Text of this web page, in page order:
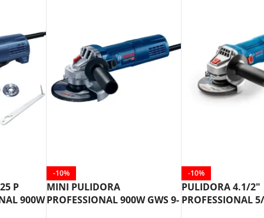
P
900W
-10%
MINI PULIDORA
PROFESSIONAL 900W GWS 9-
-10%
PULIDORA 4.1/2″
PROFESSIONAL